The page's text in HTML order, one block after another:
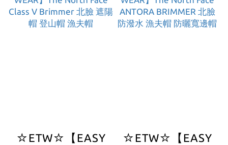
☆ETW☆【EASY
☆ETW☆【EASY